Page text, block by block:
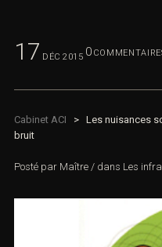
17 DÉC 2015 0
Cabinet ACI > Les nuisances
bruit
Posté par Maître / dans Les